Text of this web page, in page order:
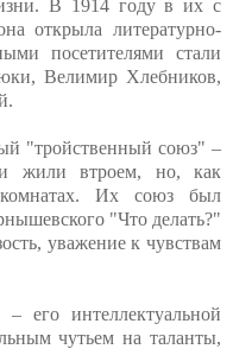
В 1914 году в их с
открыла литературно-
посетителями стали
Велимир Хлебников,
"тройственный союз" –
жили втроем, но, как
Их союз был
"Что делать?"
уважение к чувствам
его интеллектуальной
чутьем на таланты,